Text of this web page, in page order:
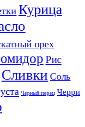
Курица
орех
Рис
Сливки Соль
Черный перец Черри